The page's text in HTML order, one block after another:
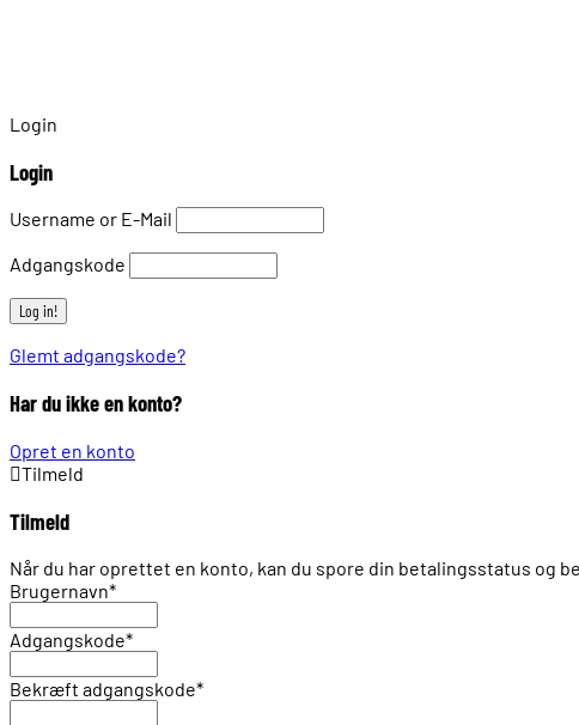
Login
Login
Username or E-Mail
Adgangskode
Glemt adgangskode?
Har du ikke en konto?
Opret en konto
Tilmeld
Tilmeld
Når du har oprettet en konto, kan du spore din betalingsstatus og
Brugernavn*
Adgangskode*
Bekræft adgangskode*